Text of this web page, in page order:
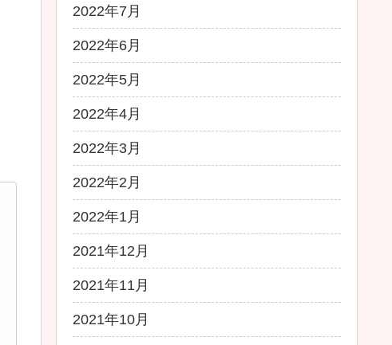
2022年7月
2022年6月
2022年5月
2022年4月
2022年3月
2022年2月
2022年1月
2021年12月
2021年11月
2021年10月